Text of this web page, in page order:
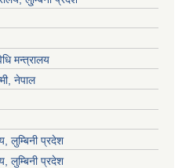
मन्त्रालय
नेपाल
लुम्बिनी प्रदेश
लुम्बिनी प्रदेश